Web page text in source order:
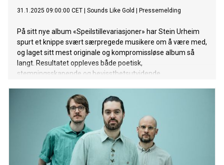
31.1.2025 09:00:00 CET Sounds Like Gold Pressemelding
På sitt nye album «Speilstillevariasjoner» har Stein Urheim
spurt et knippe svært særpregede musikere om å være med,
og laget sitt mest originale og kompromissløse album så
langt. Resultatet oppleves både poetisk,
stemningsskapende og bevissthetsutvidende.